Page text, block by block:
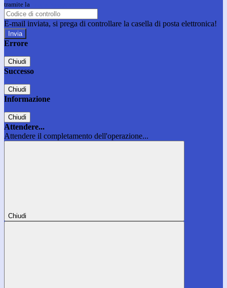
tramite la
E-mail inviata, si prega di controllare la casella di posta elettronica!
Errore
Chiudi
Successo
Chiudi
Informazione
Chiudi
Attendere...
Attendere il completamento dell'operazione...
Chiudi